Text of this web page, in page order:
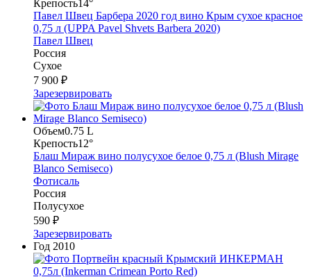
Крепость14°
Павел Швец Барбера 2020 год вино Крым сухое красное
0,75 л (UPPA Pavel Shvets Barbera 2020)
Павел Швец
Россия
Сухое
7 900 ₽
Зарезервировать
Объем0.75 L
Крепость12°
Блаш Мираж вино полусухое белое 0,75 л (Blush Mirage
Blanco Semiseco)
Фотисаль
Россия
Полусухое
590 ₽
Зарезервировать
Год 2010